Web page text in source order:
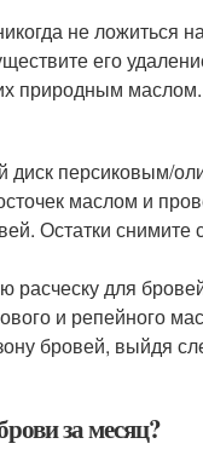
не ложиться
его
природным маслом.
диск персиковым/
маслом и
Остатки снимите
расческу для
и репейного
бровей, выйдя
за месяц?